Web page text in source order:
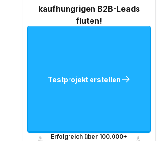
kaufhungrigen B2B-Leads
fluten!
Testprojekt erstellen
Erfolgreich über 100.000+